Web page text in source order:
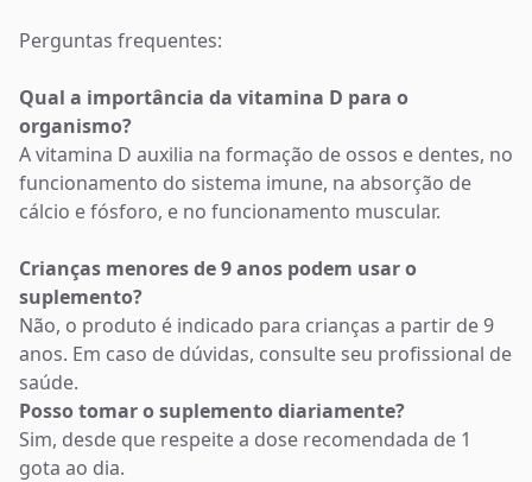
Perguntas frequentes:
Qual a importância da vitamina D para o
organismo?
A vitamina D auxilia na formação de ossos e dentes, no
funcionamento do sistema imune, na absorção de
cálcio e fósforo, e no funcionamento muscular.
Crianças menores de 9 anos podem usar o
suplemento?
Não, o produto é indicado para crianças a partir de 9
anos. Em caso de dúvidas, consulte seu profissional de
saúde.
Posso tomar o suplemento diariamente?
Sim, desde que respeite a dose recomendada de 1
gota ao dia.